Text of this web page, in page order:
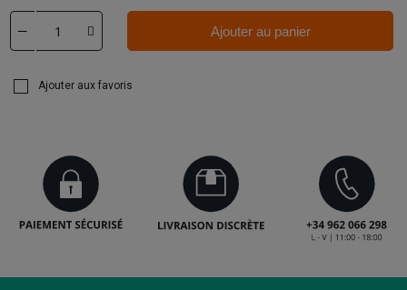
Ajouter au panier
Ajouter aux favoris